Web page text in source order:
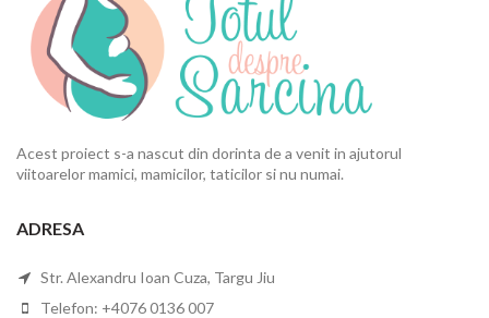
Acest proiect s-a nascut din dorinta de a venit in ajutorul
viitoarelor mamici, mamicilor, taticilor si nu numai.
ADRESA
Str. Alexandru Ioan Cuza, Targu Jiu
Telefon: +4076 0136 007